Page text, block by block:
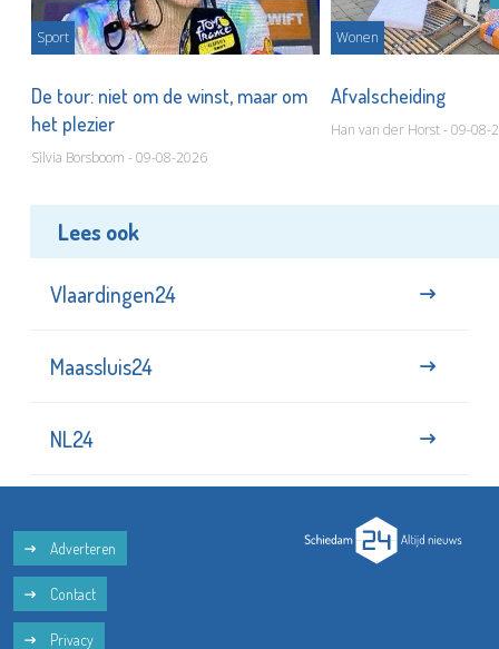
Sport
De tour: niet om de winst, maar om
het plezier
Silvia Borsboom - 09-08-2026
Wonen
Afvalscheiding
Han van der Horst - 09-08-
Lees ook
Vlaardingen24
Maassluis24
NL24
Adverteren
Contact
Privacy